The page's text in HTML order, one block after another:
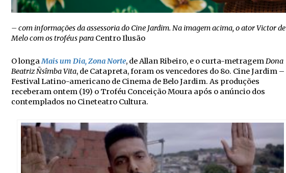
– com informações da assessoria do Cine Jardim. Na imagem acima, o ator Victor de
Melo com os troféus para Centro Ilusão
O longaMais um Dia, Zona Norte, de Allan Ribeiro, e o curta-metragemDona
Beatriz Ñsîmba Vita, de Catapreta, foram os vencedores do 8o. Cine Jardim –
Festival Latino-americano de Cinema de Belo Jardim. As produções
receberam ontem (19) o Troféu Conceição Moura após o anúncio dos
contemplados no Cineteatro Cultura.